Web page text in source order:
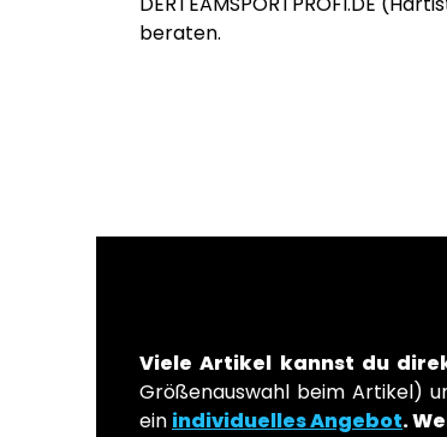
beraten.
Viele Artikel kannst du
Größenauswahl beim Artikel)
ein individuelles Angebot.